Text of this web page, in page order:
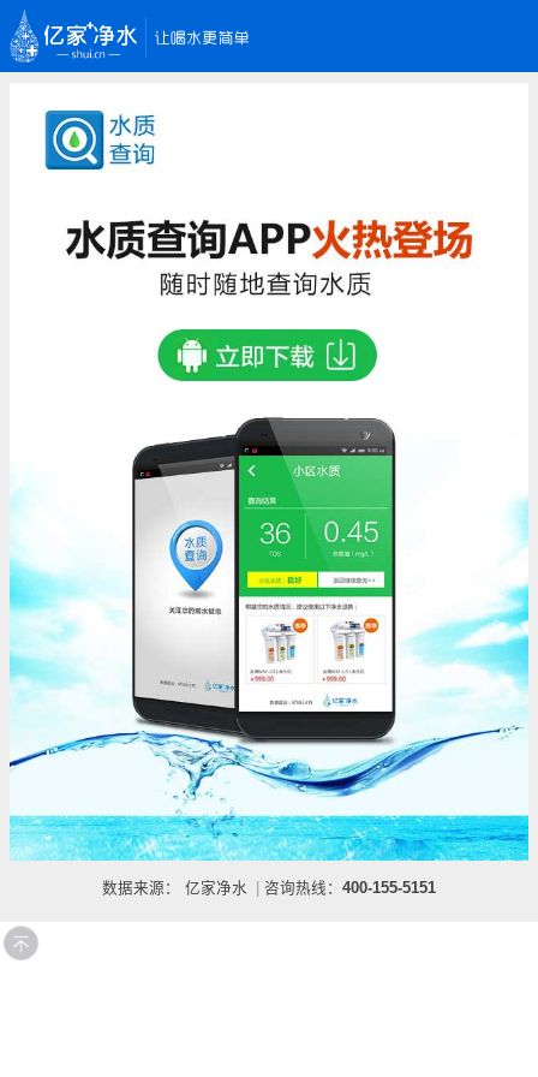
数据来源： 亿家净水 |咨询热线：400-155-5151